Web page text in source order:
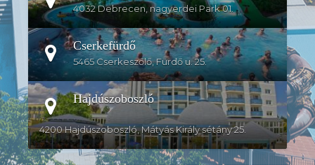
4032 Debrecen, nagyerdei Park 01.
Cserkefürdő
5465 Cserkeszőlő, Fürdő u. 25.
Hajdúszoboszló
4200 Hajdúszoboszló, Mátyás Király sétány 25.